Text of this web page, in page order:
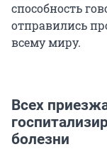
способность
отправились
всему миру.
Всех
болезни